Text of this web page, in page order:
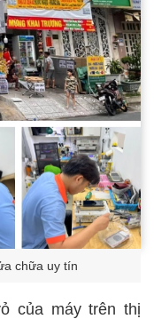
chữa uy tín
của máy trên thị